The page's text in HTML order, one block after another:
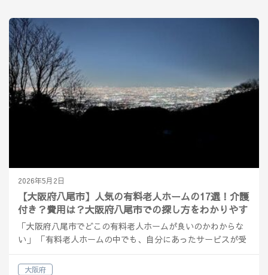
2026年5月2日
【大阪府八尾市】人気の有料老人ホームの17選！介護
付き？費用は？大阪府八尾市での探し方をわかりやす
く解説
「大阪府八尾市でどこの有料老人ホームが良いのかわからな
い」 「有料老人ホームの中でも、自分にあったサービスが受
す。 大阪府八尾市の有料老人ホームの概要 八尾市は大阪…
大阪府